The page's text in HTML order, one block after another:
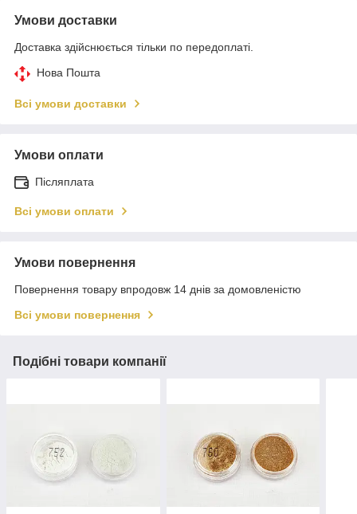
Умови доставки
Доставка здійснюється тільки по передоплаті.
Нова Пошта
Всі умови доставки
Умови оплати
Післяплата
Всі умови оплати
Умови повернення
Повернення товару впродовж 14 днів за домовленістю
Всі умови повернення
Подібні товари компанії